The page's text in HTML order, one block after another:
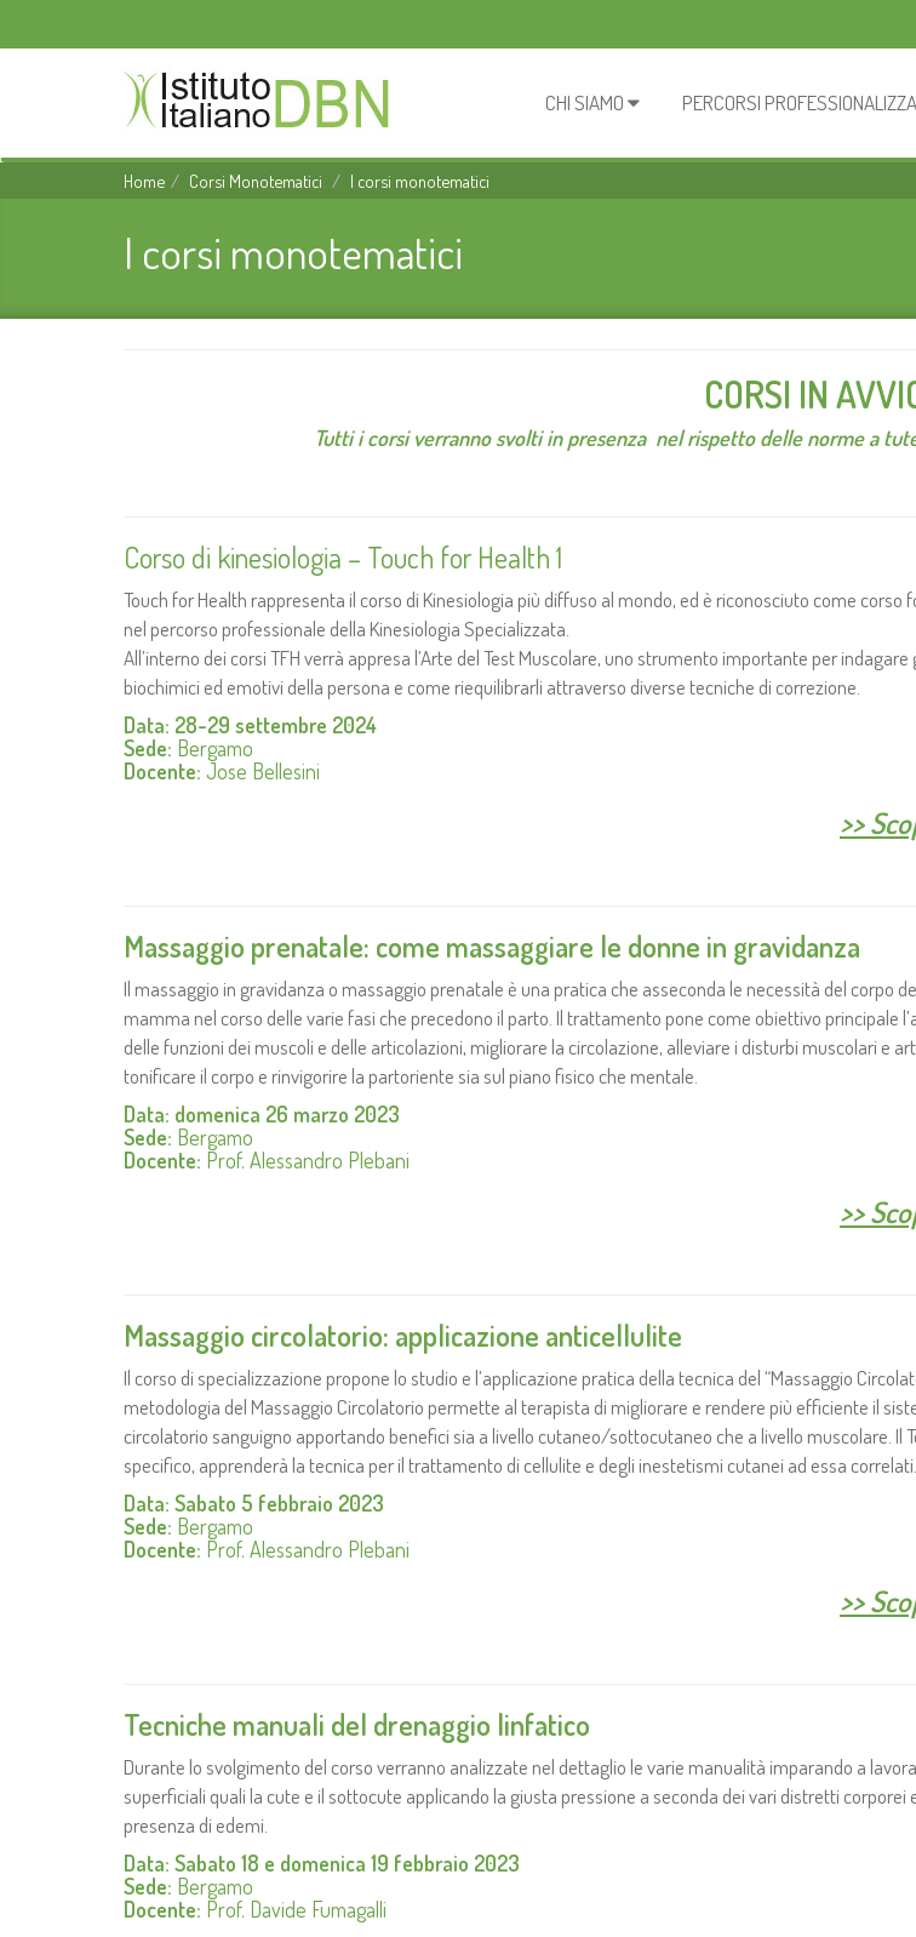
CHI SIAMO PERCORSI
Home Corsi Monotematici I corsi monotematici
I corsi monotematici
CORSI IN
Tutti i corsi verranno svolti in presenza nel rispetto delle norme a
Corso di kinesiologia – Touch for Health 1
Touch for Health rappresenta il corso di Kinesiologia più diffuso al mondo, ed è riconosciuto come corso
nel percorso professionale della Kinesiologia Specializzata.
All’interno dei corsi TFH verrà appresa l’Arte del Test Muscolare, uno strumento importante per indagare
biochimici ed emotivi della persona e come riequilibrarli attraverso diverse tecniche di correzione.
Data: 28-29 settembre 2024
Sede: Bergamo
Docente: Jose Bellesini
>>
Massaggio prenatale: come massaggiare le donne in gravidanza
Il massaggio in gravidanza o massaggio prenatale è una pratica che asseconda le necessità del corpo
mamma nel corso delle varie fasi che precedono il parto. Il trattamento pone come obiettivo principale
delle funzioni dei muscoli e delle articolazioni, migliorare la circolazione, alleviare i disturbi muscolari e
tonificare il corpo e rinvigorire la partoriente sia sul piano fisico che mentale.
Data: domenica 26 marzo 2023
Sede: Bergamo
Docente: Prof. Alessandro Plebani
>>
Massaggio circolatorio: applicazione anticellulite
Il corso di specializzazione propone lo studio e l’applicazione pratica della tecnica del “Massaggio
metodologia del Massaggio Circolatorio permette al terapista di migliorare e rendere più efficiente il
circolatorio sanguigno apportando benefici sia a livello cutaneo/sottocutaneo che a livello muscolare. Il
specifico, apprenderà la tecnica per il trattamento di cellulite e degli inestetismi cutanei ad essa correlati.
Data: Sabato 5 febbraio 2023
Sede: Bergamo
Docente: Prof. Alessandro Plebani
>>
Tecniche manuali del drenaggio linfatico
Durante lo svolgimento del corso verranno analizzate nel dettaglio le varie manualità imparando a
superficiali quali la cute e il sottocute applicando la giusta pressione a seconda dei vari distretti corporei
presenza di edemi.
Data: Sabato 18 e domenica 19 febbraio 2023
Sede: Bergamo
Docente: Prof. Davide Fumagalli